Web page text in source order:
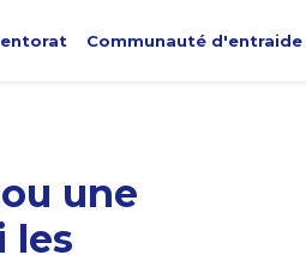
Communauté d'entraide
ou une
les